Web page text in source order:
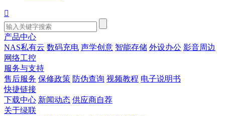

产品中心
NAS私有云 数码充电 声学创意 智能存储 外设办公 影音周边
网络工控
服务与支持
售后服务 保修政策 防伪查询 视频教程 电子说明书
快捷链接
下载中心 新闻动态 供应商自荐
关于绿联